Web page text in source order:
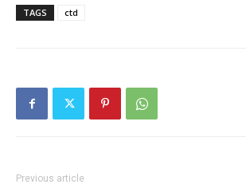
TAGS ctd
Previous article